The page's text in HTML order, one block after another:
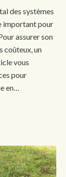
des systèmes
important pour
assurer son
coûteux, un
vous
pour
en…